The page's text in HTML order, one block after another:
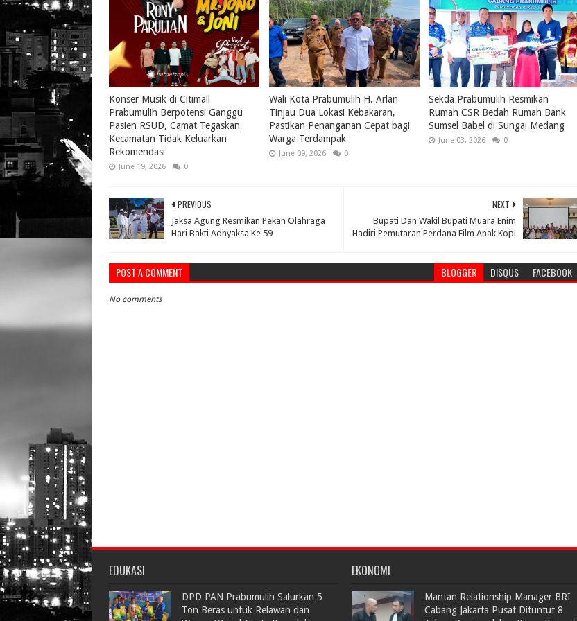
Konser Musik di Citimall
Prabumulih Berpotensi Ganggu
Pasien RSUD, Camat Tegaskan
Kecamatan Tidak Keluarkan
Rekomendasi
June 19, 2026 0
Wali Kota Prabumulih H. Arlan
Tinjau Dua Lokasi Kebakaran,
Pastikan Penanganan Cepat bagi
Warga Terdampak
June 09, 2026 0
Sekda Prabumulih Resmikan
Rumah CSR Bedah Rumah Bank
Sumsel Babel di Sungai Medang
June 03, 2026 0
NEXT
Bupati Dan Wakil Bupati Muara Enim
Hadiri Pemutaran Perdana Film Anak Kopi
PREVIOUS
Jaksa Agung Resmikan Pekan Olahraga
Hari Bakti Adhyaksa Ke 59
POST A COMMENT BLOGGER DISQUS FACEBOOK
No comments
EDUKASI
DPD PAN Prabumulih Salurkan 5
Ton Beras untuk Relawan dan
EKONOMI
Mantan Relationship Manager BRI
Cabang Jakarta Pusat Dituntut 8